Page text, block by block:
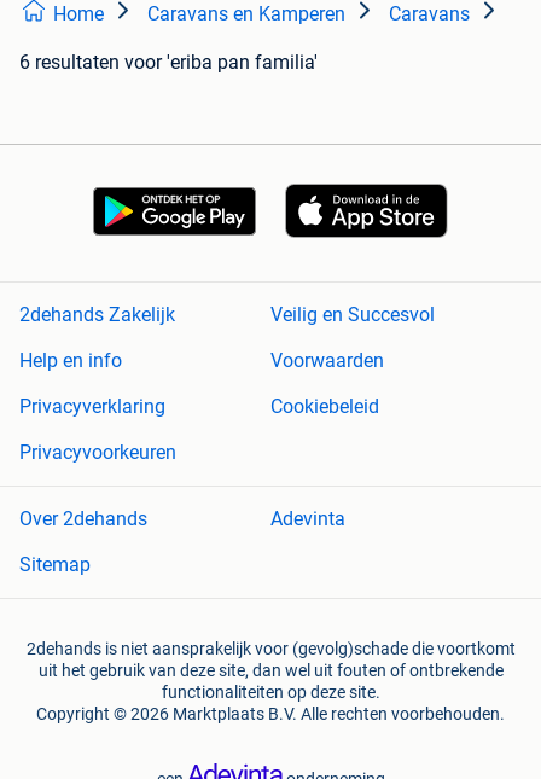
Home Caravans en Kamperen Caravans
6 resultaten voor 'eriba pan familia'
2dehands Zakelijk
Veilig en Succesvol
Help en info
Voorwaarden
Privacyverklaring
Cookiebeleid
Privacyvoorkeuren
Over 2dehands
Adevinta
Sitemap
2dehands is niet aansprakelijk voor (gevolg)schade die voortkomt
uit het gebruik van deze site, dan wel uit fouten of ontbrekende
functionaliteiten op deze site.
Copyright © 2026 Marktplaats B.V. Alle rechten voorbehouden.